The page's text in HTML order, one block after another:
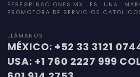
PEREGRINACIONES.MX ES UNA
PROMOTORA DE SERVICIOS
LLÁMANOS:
MÉXICO: +52 33 3121
USA: +1 760 2227 999